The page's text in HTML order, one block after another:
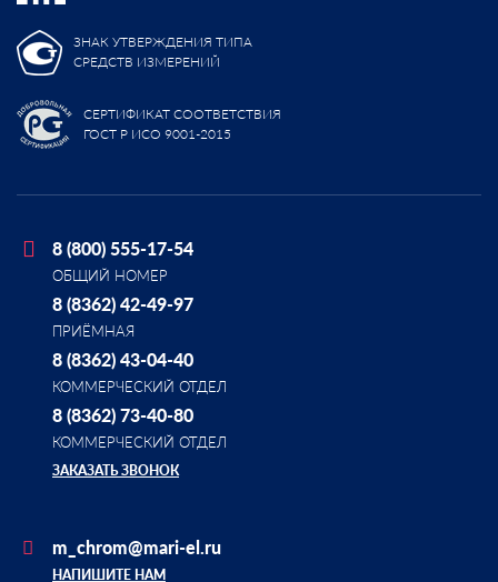
ЗНАК УТВЕРЖДЕНИЯ ТИПА
СРЕДСТВ ИЗМЕРЕНИЙ
СЕРТИФИКАТ СООТВЕТСТВИЯ
ГОСТ Р ИСО 9001-2015
8 (800) 555-17-54
ОБЩИЙ НОМЕР
8 (8362) 42-49-97
ПРИЁМНАЯ
8 (8362) 43-04-40
КОММЕРЧЕСКИЙ ОТДЕЛ
8 (8362) 73-40-80
КОММЕРЧЕСКИЙ ОТДЕЛ
ЗАКАЗАТЬ ЗВОНОК
m_chrom@mari-el.ru
НАПИШИТЕ НАМ